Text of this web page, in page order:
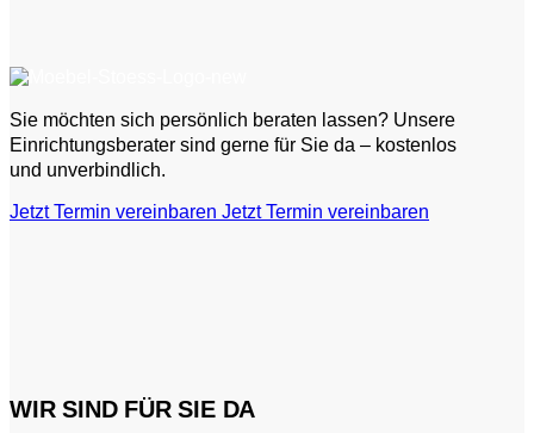
Sie möchten sich persönlich beraten lassen? Unsere
Einrichtungsberater sind gerne für Sie da – kostenlos
und unverbindlich.
Jetzt Termin vereinbaren Jetzt Termin vereinbaren
WIR SIND FÜR SIE DA